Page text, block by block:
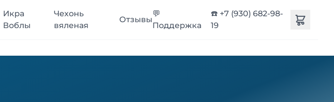
Икра
Воблы
Чехонь
вяленая
Отзывы
💬
Поддержка
☎️ +7 (930) 682-98-
19